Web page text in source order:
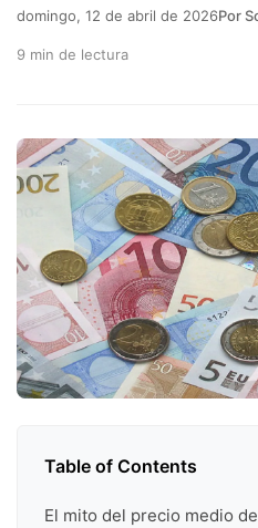
domingo, 12 de abril de 2026Por
9 min de lectura
Table of Contents
El mito del precio medio